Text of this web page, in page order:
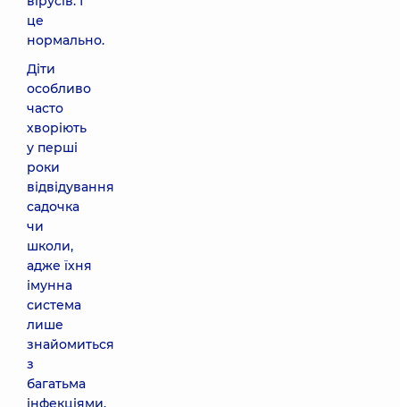
це
нормально.
Діти
особливо
часто
хворіють
у перші
роки
відвідування
садочка
чи
школи,
адже їхня
імунна
система
лише
знайомиться
з
багатьма
інфекціями.